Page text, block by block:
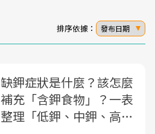
排序依據： 發布日期
缺鉀症狀是什麼？該怎麼
補充「含鉀食物」？一表
整理「低鉀、中鉀、高